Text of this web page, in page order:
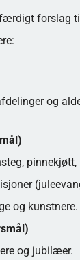
forslag
og
og kunstnere.
og jubilæer.